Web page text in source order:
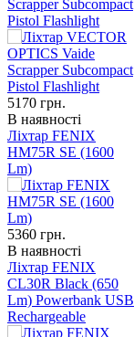
Scrapper Subcompact
Pistol Flashlight
5170 грн.
В наявності
Ліхтар FENIX
HM75R SE (1600
Lm)
5360 грн.
В наявності
Ліхтар FENIX
CL30R Black (650
Lm) Powerbank USB
Rechargeable